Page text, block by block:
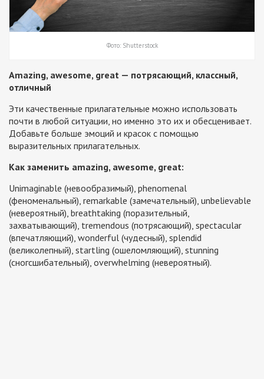
Фото: Shutterstock
Amazing, awesome, great — потрясающий, классный,
отличный
Эти качественные прилагательные можно использовать
почти в любой ситуации, но именно это их и обесценивает.
Добавьте больше эмоций и красок с помощью
выразительных прилагательных.
Как заменить amazing, awesome, great:
Unimaginable (невообразимый), phenomenal
(феноменальный), remarkable (замечательный), unbelievable
(невероятный), breathtaking (поразительный,
захватывающий), tremendous (потрясающий), spectacular
(впечатляющий), wonderful (чудесный), splendid
(великолепный), startling (ошеломляющий), stunning
(сногсшибательный), overwhelming (невероятный).